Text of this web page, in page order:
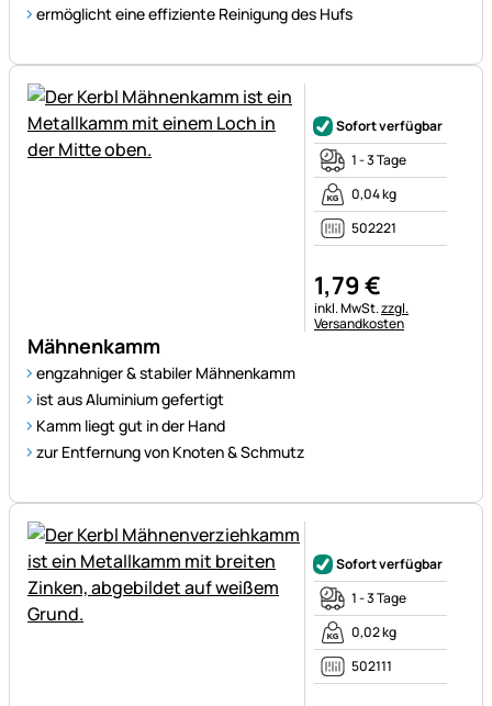
ermöglicht eine effiziente Reinigung des Hufs
Mähnenkamm
engzahniger & stabiler Mähnenkamm
ist aus Aluminium gefertigt
Kamm liegt gut in der Hand
zur Entfernung von Knoten & Schmutz
Sofort verfügbar
1 - 3 Tage
0,04 kg
502221
1,79€
Steuerhinweis:
inkl. MwSt.zzgl.
Versandkosten
Sofort verfügbar
1 - 3 Tage
0,02 kg
502111